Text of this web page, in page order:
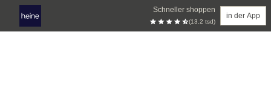
Schneller shoppen
(13.2 tsd)
in der App